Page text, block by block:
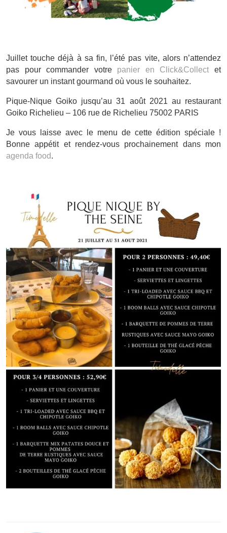
Juillet touche déjà à sa fin, l’été pas vite, alors n’attendez
pas pour commander votre panier en Click&Collect et
savourer un instant gourmand où vous le souhaitez.
Pique-Nique Goiko jusqu’au 31 août 2021 au restaurant
Goiko Richelieu – 106 rue de Richelieu 75002 PARIS
Je vous laisse avec le menu de cette édition spéciale !
Bonne appétit et rendez-vous prochainement dans mon
agenda food.